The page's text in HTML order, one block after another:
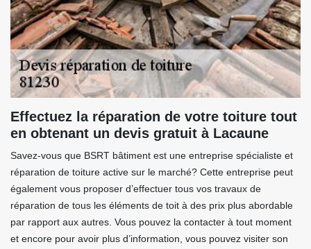
Effectuez la réparation de votre toiture tout
en obtenant un devis gratuit à Lacaune
Savez-vous que BSRT bâtiment est une entreprise spécialiste et
réparation de toiture active sur le marché? Cette entreprise peut
également vous proposer d’effectuer tous vos travaux de
réparation de tous les éléments de toit à des prix plus abordable
par rapport aux autres. Vous pouvez la contacter à tout moment
et encore pour avoir plus d’information, vous pouvez visiter son